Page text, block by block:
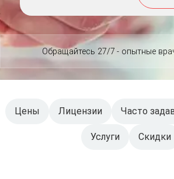
Обращайтесь 27/7 - опытные
Цены Лицензии Часто
Услуги Скидки